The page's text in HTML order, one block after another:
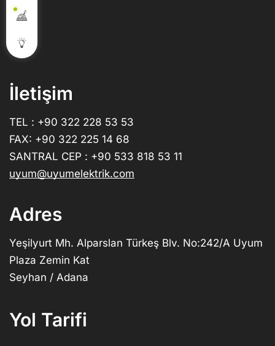
İletişim
TEL : +90 322 228 53 53
FAX: +90 322 225 14 68
SANTRAL CEP : +90 533 818 53 11
uyum@uyumelektrik.com
Adres
Yeşilyurt Mh. Alparslan Türkeş Blv. No:242/A Uyum
Plaza Zemin Kat
Seyhan / Adana
Yol Tarifi